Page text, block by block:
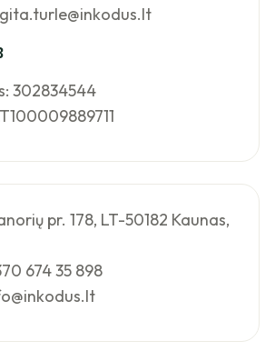
302834544
pr. 178, LT-50182 Kaunas,
674 35 898